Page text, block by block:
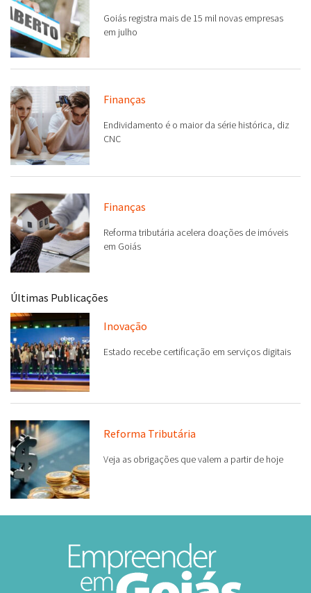
Goiás registra mais de 15 mil novas empresas
em julho
Finanças
Endividamento é o maior da série histórica, diz
CNC
Finanças
Reforma tributária acelera doações de imóveis
em Goiás
Últimas Publicações
Inovação
Estado recebe certificação em serviços digitais
Reforma Tributária
Veja as obrigações que valem a partir de hoje